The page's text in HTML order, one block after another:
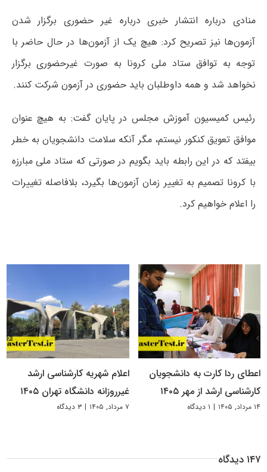
منادی درباره انتشار خبری درباره غیر حضوری برگزار شدن
آزمون‌ها نیز تصریح کرد: هیچ یک از آزمون‌ها در حال حاضر با
توجه به توافق ستاد ملی کرونا به صورت غیرحضوری برگزار
نخواهد شد و همه داوطلبان باید حضوری در آزمون شرکت کنند.
رئیس کمیسیون آموزش مجلس در پایان گفت: به هیچ عنوان
موافق تعویق کنکور نیستم، مگر آنکه سلامت ‌‌‌‌‌‌‌‌‌‌‌‌‌‌‌‌‌‌‌‌‌دانشجویان ‌‌‌‌‌‌‌‌‌به خطر
بیفتد که در این رابطه باید بگویم در صورتی که ستاد ملی مبارزه
با کرونا تصمیم به تغییر زمان آزمون‌ها بگیرد، بلافاصله تغییرات
را‌‌‌‌‌‌‌‌‌‌ اعلام خواهیم کرد.
اعطای ردا کارت به دانشجویان
کارشناسی ارشد از مهر ۱۴۰۵
۱۴ مرداد, ۱۴۰۵ | ۱ دیدگاه
اعلام شهریه کارشناسی ارشد
غیرروزانه دانشگاه تهران ۱۴۰۵
۷ مرداد, ۱۴۰۵ | ۳ دیدگاه
۱۴۷ دیدگاه